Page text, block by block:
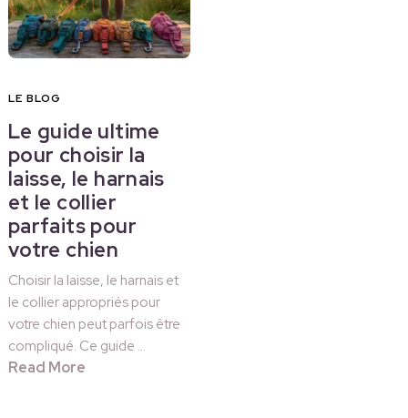
LE BLOG
Le guide ultime
pour choisir la
laisse, le harnais
et le collier
parfaits pour
votre chien
Choisir la laisse, le harnais et
le collier appropriés pour
votre chien peut parfois être
compliqué. Ce guide …
Read More